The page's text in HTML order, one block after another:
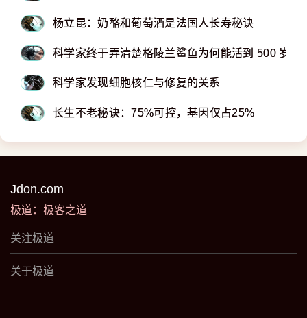
杨立昆：奶酪和葡萄酒是法国人长寿秘诀
科学家终于弄清楚格陵兰鲨鱼为何能活到 500 岁
科学家发现细胞核仁与修复的关系
长生不老秘诀：75%可控，基因仅占25%
Jdon.com
极道：极客之道
关注极道
关于极道